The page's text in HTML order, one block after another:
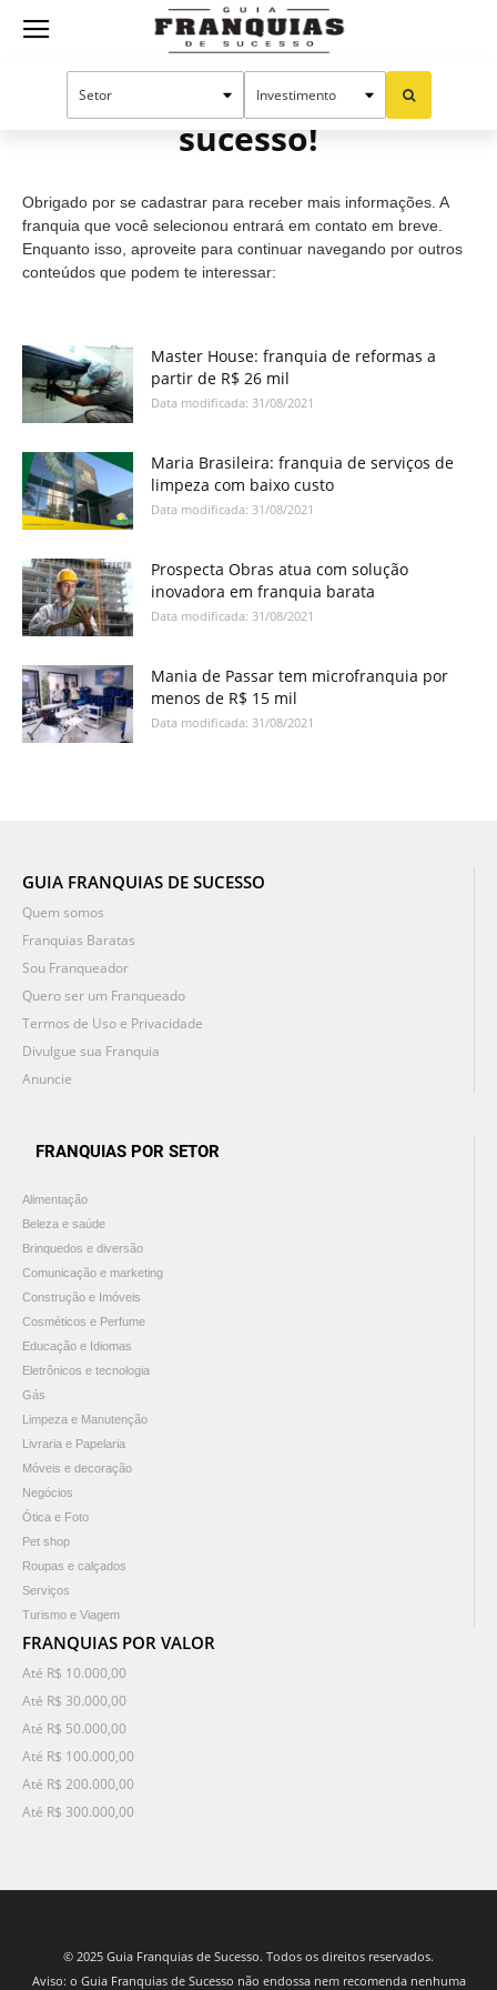
Guia
Cadastro efetuado com
sucesso!
Obrigado por se cadastrar para receber mais informações. A
franquia que você selecionou entrará em contato em breve.
Enquanto isso, aproveite para continuar navegando por outros
conteúdos que podem te interessar:
Master House: franquia de reformas a
partir de R$ 26 mil
Data modificada: 31/08/2021
Maria Brasileira: franquia de serviços de
limpeza com baixo custo
Data modificada: 31/08/2021
Prospecta Obras atua com solução
inovadora em franquia barata
Data modificada: 31/08/2021
Mania de Passar tem microfranquia por
menos de R$ 15 mil
Data modificada: 31/08/2021
GUIA FRANQUIAS DE SUCESSO
Quem somos
Franquias Baratas
Sou Franqueador
Quero ser um Franqueado
Termos de Uso e Privacidade
Divulgue sua Franquia
Anuncie
FRANQUIAS POR SETOR
Alimentação
Beleza e saúde
Brinquedos e diversão
Comunicação e marketing
Construção e Imóveis
Cosméticos e Perfume
Educação e Idiomas
Eletrônicos e tecnologia
Gás
Limpeza e Manutenção
Livraria e Papelaria
Móveis e decoração
Negócios
Ótica e Foto
Pet shop
Roupas e calçados
Serviços
Turismo e Viagem
FRANQUIAS POR VALOR
Até R$ 10.000,00
Até R$ 30.000,00
Até R$ 50.000,00
Até R$ 100.000,00
Até R$ 200.000,00
Até R$ 300.000,00
© 2025 Guia Franquias de Sucesso. Todos os direitos reservados.
Aviso: o Guia Franquias de Sucesso não endossa nem recomenda nenhuma